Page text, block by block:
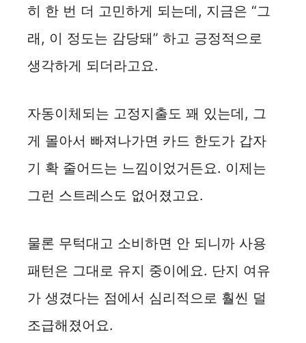
히 한 번 더 고민하게 되는데, 지금은 “그
래, 이 정도는 감당돼” 하고 긍정적으로
생각하게 되더라고요.
자동이체되는 고정지출도 꽤 있는데, 그
게 몰아서 빠져나가면 카드 한도가 갑자
기 확 줄어드는 느낌이었거든요. 이제는
그런 스트레스도 없어졌고요.
물론 무턱대고 소비하면 안 되니까 사용
패턴은 그대로 유지 중이에요. 단지 여유
가 생겼다는 점에서 심리적으로 훨씬 덜
조급해졌어요.